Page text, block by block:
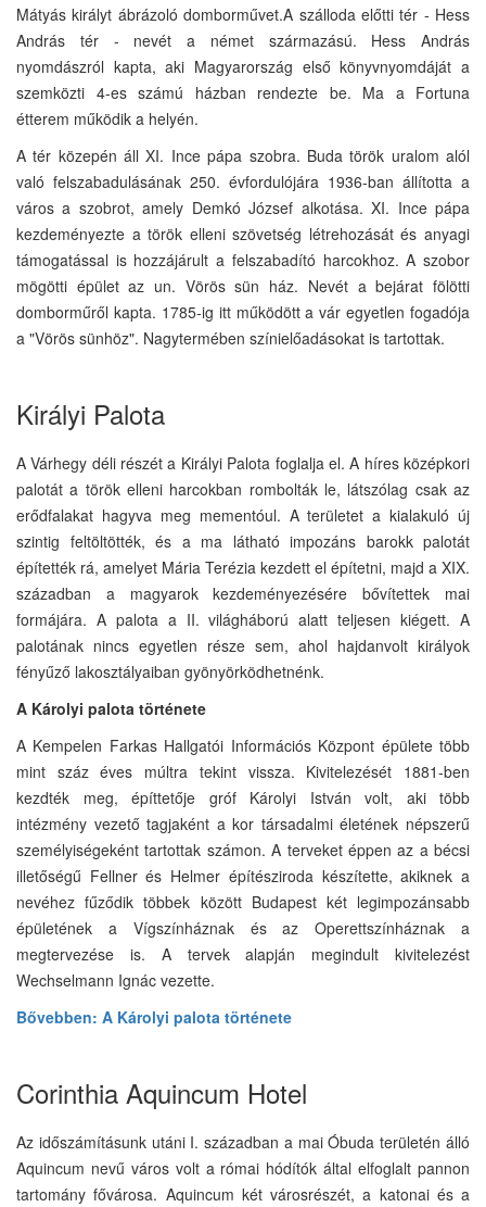
Mátyás királyt ábrázoló domborművet.A szálloda előtti tér - Hess
András tér - nevét a német származású. Hess András
nyomdászról kapta, aki Magyarország első könyvnyomdáját a
szemközti 4-es számú házban rendezte be. Ma a Fortuna
étterem működik a helyén.
A tér közepén áll XI. Ince pápa szobra. Buda török uralom alól
való felszabadulásának 250. évfordulójára 1936-ban állította a
város a szobrot, amely Demkó József alkotása. XI. Ince pápa
kezdeményezte a török elleni szövetség létrehozását és anyagi
támogatással is hozzájárult a felszabadító harcokhoz. A szobor
mögötti épület az un. Vörös sün ház. Nevét a bejárat fölötti
domborműről kapta. 1785-ig itt működött a vár egyetlen fogadója
a "Vörös sünhöz". Nagytermében színielőadásokat is tartottak.
Királyi Palota
A Várhegy déli részét a Királyi Palota foglalja el. A híres középkori
palotát a török elleni harcokban rombolták le, látszólag csak az
erődfalakat hagyva meg mementóul. A területet a kialakuló új
szintig feltöltötték, és a ma látható impozáns barokk palotát
építették rá, amelyet Mária Terézia kezdett el építetni, majd a XIX.
században a magyarok kezdeményezésére bővítettek mai
formájára. A palota a II. világháború alatt teljesen kiégett. A
palotának nincs egyetlen része sem, ahol hajdanvolt királyok
fényűző lakosztályaiban gyönyörködhetnénk.
A Károlyi palota története
A Kempelen Farkas Hallgatói Információs Központ épülete több
mint száz éves múltra tekint vissza. Kivitelezését 1881-ben
kezdték meg, építtetője gróf Károlyi István volt, aki több
intézmény vezető tagjaként a kor társadalmi életének népszerű
személyiségeként tartottak számon. A terveket éppen az a bécsi
illetőségű Fellner és Helmer építésziroda készítette, akiknek a
nevéhez fűződik többek között Budapest két legimpozánsabb
épületének a Vígszínháznak és az Operettszínháznak a
megtervezése is. A tervek alapján megindult kivitelezést
Wechselmann Ignác vezette.
Bővebben: A Károlyi palota története
Corinthia Aquincum Hotel
Az időszámításunk utáni I. században a mai Óbuda területén álló
Aquincum nevű város volt a római hódítók által elfoglalt pannon
tartomány fővárosa. Aquincum két városrészét, a katonai és a